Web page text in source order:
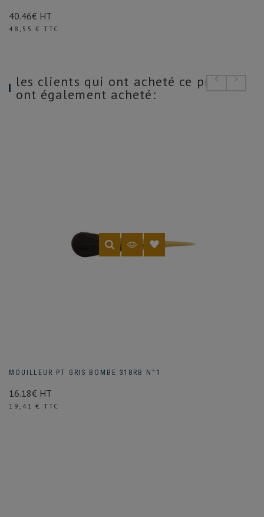
40.46€ HT
Prix
48,55 € TTC
les clients qui ont acheté ce produit
ont également acheté:
MOUILLEUR PT GRIS BOMBE 318RB N°1
16.18€ HT
Prix
19,41 € TTC